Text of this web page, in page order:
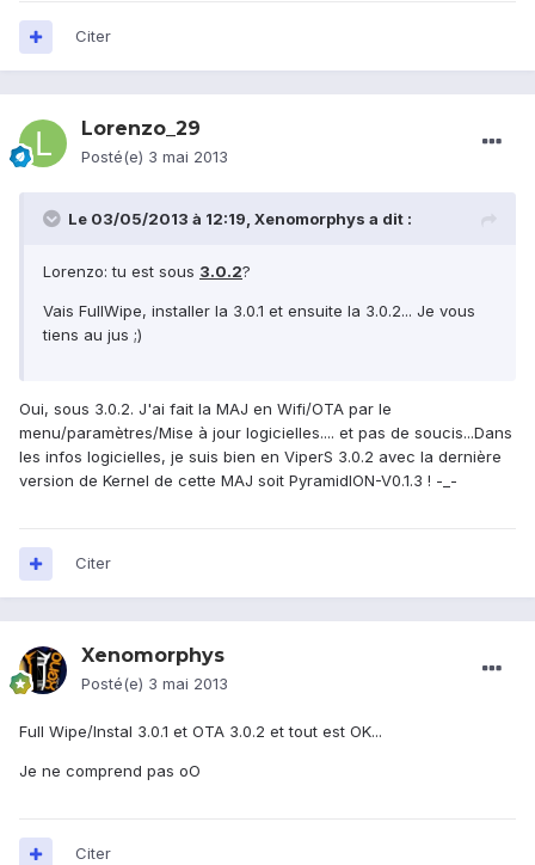
Citer
Lorenzo_29
Posté(e) 3 mai 2013
Le 03/05/2013 à 12:19, Xenomorphys a dit :
Lorenzo: tu est sous 3.0.2?
Vais FullWipe, installer la 3.0.1 et ensuite la 3.0.2... Je vous
tiens au jus ;)
Oui, sous 3.0.2. J'ai fait la MAJ en Wifi/OTA par le
menu/paramètres/Mise à jour logicielles.... et pas de soucis...Dans
les infos logicielles, je suis bien en ViperS 3.0.2 avec la dernière
version de Kernel de cette MAJ soit PyramidION-V0.1.3 ! -_-
Citer
Xenomorphys
Posté(e) 3 mai 2013
Full Wipe/Instal 3.0.1 et OTA 3.0.2 et tout est OK...
Je ne comprend pas oO
Citer